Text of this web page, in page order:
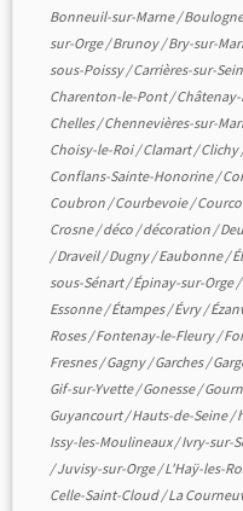
Bonneuil-sur-Marne/
sur-Orge/Brunoy/Bry-sur-
sous-Poissy/Carrières-sur-
Charenton-le-Pont/
Chelles/Chennevières-sur-
Choisy-le-Roi/Clamart/Clichy
Conflans-Sainte-Honorine/
Coubron /Courbevoie/
Crosne/déco /décoration /
/Draveil/Dugny/Eaubonne/
sous-Sénart/Épinay-sur-Orge/
Essonne/Étampes/Évry/
Roses/Fontenay-le-Fleury/
Fresnes/Gagny/Garches/
Gif-sur-Yvette/Gonesse/
Guyancourt/Hauts-de-Seine/
Issy-les-Moulineaux/Ivry-sur-
/Juvisy-sur-Orge/L'Haÿ-les-
Celle-Saint-Cloud/La